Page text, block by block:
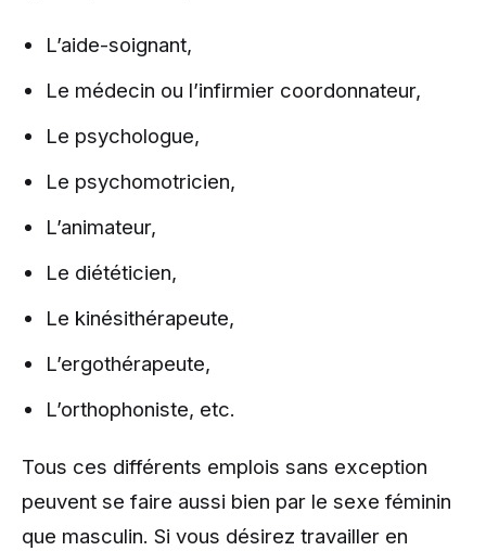
L’aide-soignant,
Le médecin ou l’infirmier coordonnateur,
Le psychologue,
Le psychomotricien,
L’animateur,
Le diététicien,
Le kinésithérapeute,
L’ergothérapeute,
L’orthophoniste, etc.
Tous ces différents emplois sans exception
peuvent se faire aussi bien par le sexe féminin
que masculin. Si vous désirez travailler en